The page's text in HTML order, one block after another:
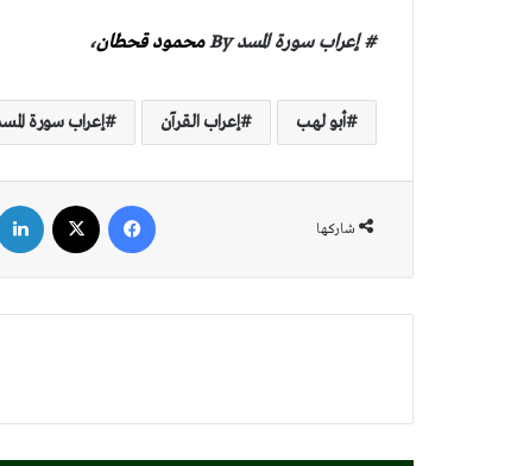
# إعراب سورة المسدBy محمود قحطان،
أبو لهب إعراب القرآن إعراب سورة
شاركها
فيسبوك